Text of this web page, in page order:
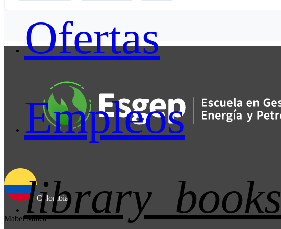
Ofertas
Empleos
library_books
Colombia
Mabel Malca